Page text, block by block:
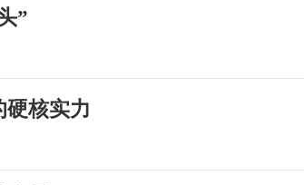
”
硬核实力